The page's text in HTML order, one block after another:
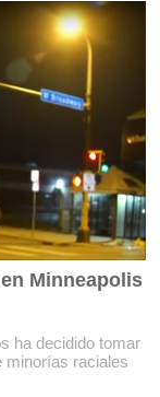
Minneapolis
ha decidido tomar
minorías raciales